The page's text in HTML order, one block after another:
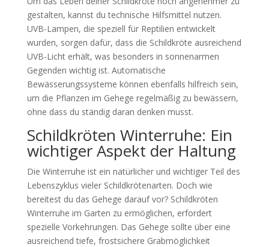
gestalten, kannst du technische Hilfsmittel nutzen.
UVB-Lampen, die speziell für Reptilien entwickelt
wurden, sorgen dafür, dass die Schildkröte ausreichend
UVB-Licht erhält, was besonders in sonnenarmen
Gegenden wichtig ist. Automatische
Bewässerungssysteme können ebenfalls hilfreich sein,
um die Pflanzen im Gehege regelmäßig zu bewässern,
ohne dass du ständig daran denken musst.
Schildkröten Winterruhe: Ein
wichtiger Aspekt der Haltung
Die Winterruhe ist ein natürlicher und wichtiger Teil des
Lebenszyklus vieler Schildkrötenarten. Doch wie
bereitest du das Gehege darauf vor? Schildkröten
Winterruhe im Garten zu ermöglichen, erfordert
spezielle Vorkehrungen. Das Gehege sollte über eine
ausreichend tiefe, frostsichere Grabmöglichkeit